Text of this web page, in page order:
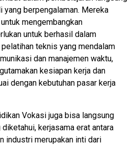
yang berpengalaman. Mereka
mengembangkan
untuk berhasil dalam
teknis yang mendalam
dan manajemen waktu,
kesiapan kerja dan
dengan kebutuhan pasar kerja
Vokasi juga bisa langsung
kerjasama erat antara
industri merupakan inti dari